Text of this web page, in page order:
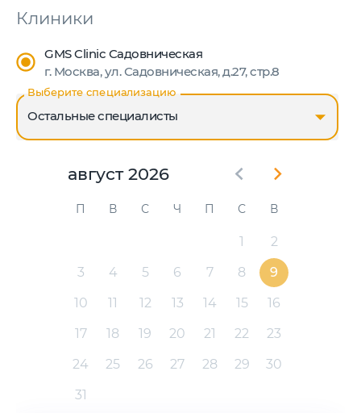
Клиники
GMS Clinic Садовническая
г. Москва, ул. Садовническая, д.27, cтр.8
Выберите специализацию
Остальные специалисты
август 2026
П В С Ч П С В
1
2
3
4 5 6 7 8
9
10
11 12 13 14 15
16
17
18 19 20 21 22
23
24
25 26 27 28 29
30
31